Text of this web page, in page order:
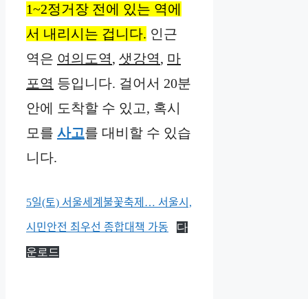
1~2정거장 전에 있는 역에
서 내리시는 겁니다. 인근
역은 여의도역, 샛강역, 마
포역 등입니다. 걸어서 20분
안에 도착할 수 있고, 혹시
모를 사고를 대비할 수 있습
니다.
5일(토) 서울세계불꽃축제… 서울시,
시민안전 최우선 종합대책 가동 다
운로드